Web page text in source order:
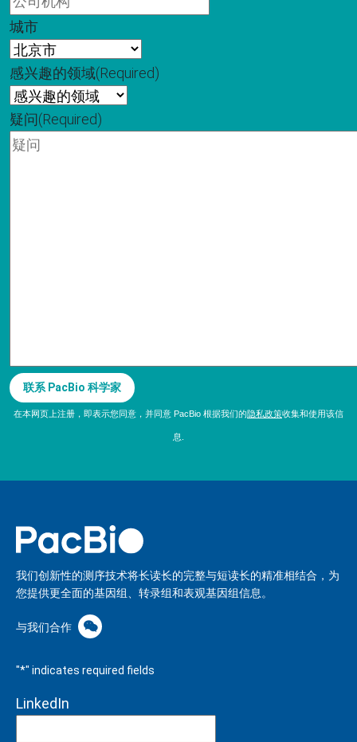
城市
感兴趣的领域(Required)
疑问(Required)
联系 PacBio 科学家
在本网页上注册，即表示您同意，并同意 PacBio 根据我们的隐私政策收集和使用该信
息.
我们创新性的测序技术将长读长的完整与短读长的精准相结合，为
您提供更全面的基因组、转录组和表观基因组信息。
与我们合作
"*" indicates required fields
LinkedIn